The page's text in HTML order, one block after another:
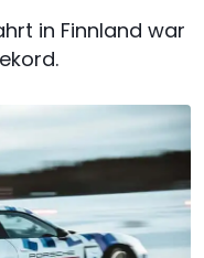
in Finnland war